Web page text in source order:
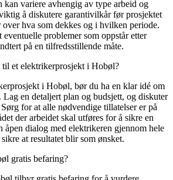
kan variere avhengig av type arbeid og
å diskutere garantivilkår før prosjektet
over hva som dekkes og i hvilken periode.
problemer som oppstår etter
på en tilfredsstillende måte.
til et elektrikerprosjekt i Hobøl?
i Hobøl, bør du ha en klar idé om
Lag en detaljert plan og budsjett, og diskuter
for at alle nødvendige tillatelser er på
der arbeidet skal utføres for å sikre en
åpen dialog med elektrikeren gjennom hele
at resultatet blir som ønsket.
gratis befaring?